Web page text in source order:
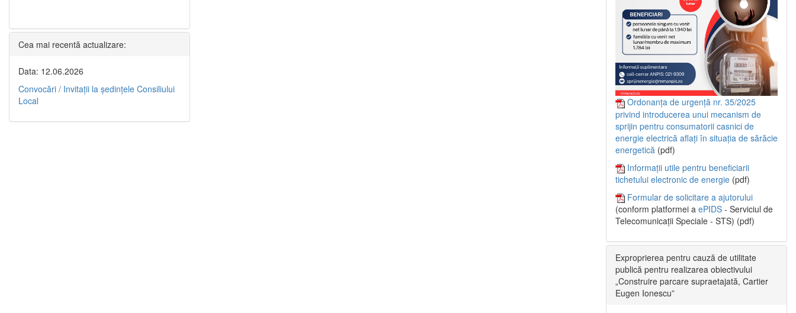
Cea mai recentă actualizare:
Data: 12.06.2026
Convocări / Invitaţii la şedinţele Consiliului
Local
Ordonanța de urgență nr. 35/2025
privind introducerea unui mecanism de
sprijin pentru consumatorii casnici de
energie electrică aflați în situația de sărăcie
energetică (pdf)
Informații utile pentru beneficiarii
tichetului electronic de energie (pdf)
Formular de solicitare a ajutorului
(conform platformei a ePIDS - Serviciul de
Telecomunicații Speciale - STS) (pdf)
Exproprierea pentru cauză de utilitate
publică pentru realizarea obiectivului
„Construire parcare supraetajată, Cartier
Eugen Ionescu”